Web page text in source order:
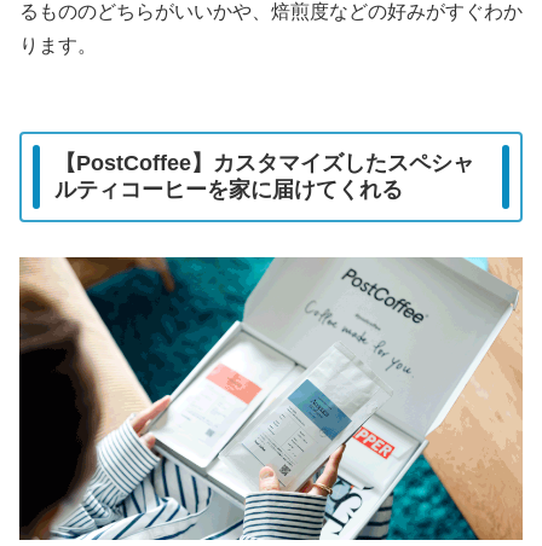
るもののどちらがいいかや、焙煎度などの好みがすぐわか
ります。
【PostCoffee】カスタマイズしたスペシャ
ルティコーヒーを家に届けてくれる